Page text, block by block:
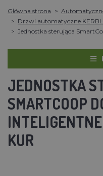
Główna strona
Drzwi automatyczne KERBL
Jednostka sterująca
JEDNOSTKA
SMARTCOOP
KUR